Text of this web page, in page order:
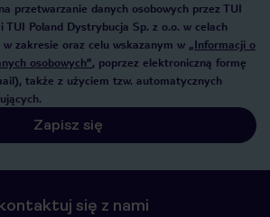
przetwarzanie danych osobowych przez TUI
TUI Poland Dystrybucja Sp. z o.o. w celach
zakresie oraz celu wskazanym w „Informacji o
osobowych”, poprzez elektroniczną formę
także z użyciem tzw. automatycznych
Zapisz się
się z nami